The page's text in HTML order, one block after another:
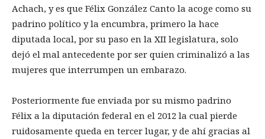
Achach, y es que Félix González Canto la acoge como su
padrino político y la encumbra, primero la hace
diputada local, por su paso en la XII legislatura, solo
dejó el mal antecedente por ser quien criminalizó a las
mujeres que interrumpen un embarazo.
Posteriormente fue enviada por su mismo padrino
Félix a la diputación federal en el 2012 la cual pierde
ruidosamente queda en tercer lugar, y de ahí gracias al